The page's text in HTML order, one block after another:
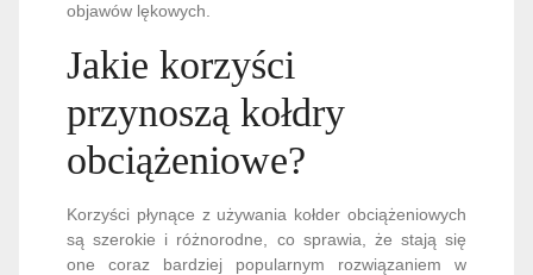
objawów lękowych.
Jakie korzyści
przynoszą kołdry
obciążeniowe?
Korzyści płynące z używania kołder obciążeniowych
są szerokie i różnorodne, co sprawia, że stają się
one coraz bardziej popularnym rozwiązaniem w